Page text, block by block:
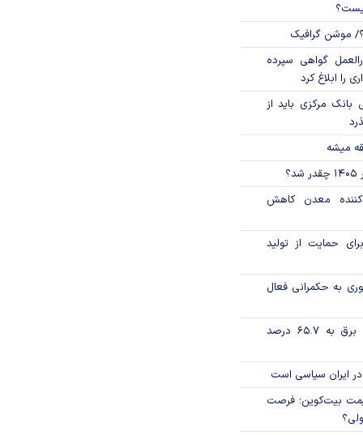
موشن گرافیک
گواهی سپرده
را ابلاغ کرد
مرکزی باید از
میشه
معدن کاهش
حمایت از تولید
به حکمرانی فعال
تورم فصلی بخش برق به ۶۵.۷ درصد
ایران سیاسی است
قیمت بیت‌کوین؛ فرصت